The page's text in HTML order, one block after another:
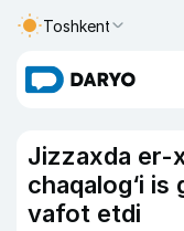
Toshkent
Jizzaxda er-
chaqalog‘i is
vafot etdi